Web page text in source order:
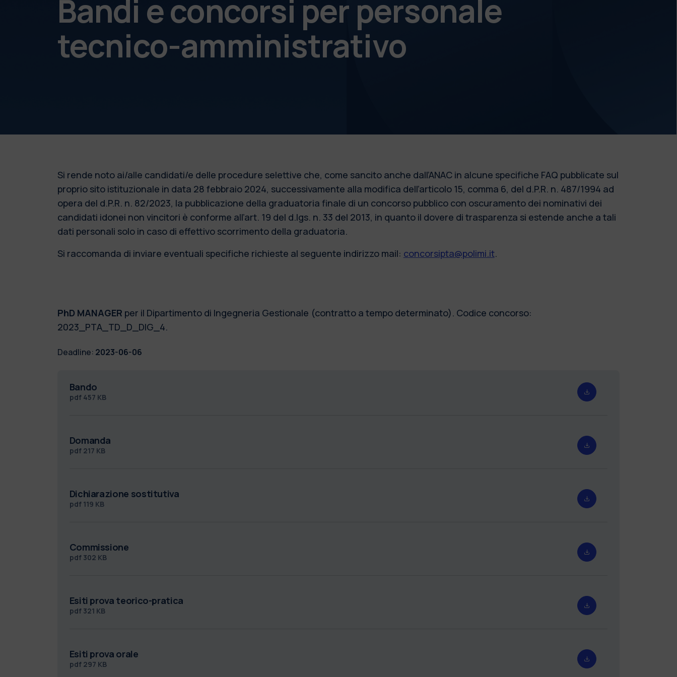
Bandi e concorsi per personale
tecnico-amministrativo
Si rende noto ai/alle candidati/e delle procedure selettive che, come sancito anche dall’ANAC in alcune specifiche FAQ pubblicate sul
proprio sito istituzionale in data 28 febbraio 2024, successivamente alla modifica dell’articolo 15, comma 6, del d.P.R. n. 487/1994 ad
opera del d.P.R. n. 82/2023, la pubblicazione della graduatoria finale di un concorso pubblico con oscuramento dei nominativi dei
candidati idonei non vincitori è conforme all’art. 19 del d.lgs. n. 33 del 2013, in quanto il dovere di trasparenza si estende anche a tali
dati personali solo in caso di effettivo scorrimento della graduatoria.
Si raccomanda di inviare eventuali specifiche richieste al seguente indirizzo mail: concorsipta@polimi.it.
PhD MANAGER per il Dipartimento di Ingegneria Gestionale (contratto a tempo determinato). Codice concorso:
2023_PTA_TD_D_DIG_4.
Deadline: 2023-06-06
Bando
pdf 457 KB
Domanda
pdf 217 KB
Dichiarazione sostitutiva
pdf 119 KB
Commissione
pdf 302 KB
Esiti prova teorico-pratica
pdf 321 KB
Esiti prova orale
pdf 297 KB